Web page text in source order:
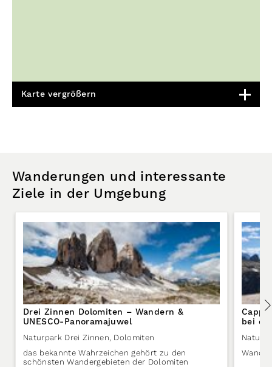
Karte vergrößern
Wanderungen und interessante
Ziele in der Umgebung
Drei Zinnen Dolomiten – Wandern &
UNESCO-Panoramajuwel
Naturpark Drei Zinnen, Dolomiten
das bekannte Wahrzeichen gehört zu den
schönsten Wandergebieten der Dolomiten
bei